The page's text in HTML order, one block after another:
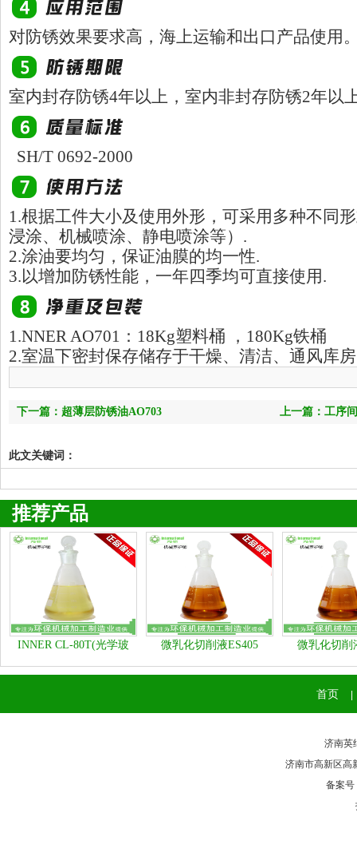
对防锈效果要求高，海上运输和出口产品使用
室内封存防锈4年以上，室内非封存防锈2年以
SH/T 0692-2000
1.根据工件大小及使用外形，可采用多种不同
浸涂、机械喷涂、静电喷涂等）.
2.涂油要均匀，保证油膜的均一性.
3.以增加防锈性能，一年四季均可直接使用.
1.NNER AO701：18Kg塑料桶 ，180Kg铁桶
2.室温下密封保存储存于干燥、清洁、通风库
上一篇：工序
下一篇：超薄层防锈油AO703
此文关键词：
推荐产品
INNER CL-80T(光学玻
微乳化切削液ES405 微乳化切削
首页
济南英
济南市高新区高
备案号